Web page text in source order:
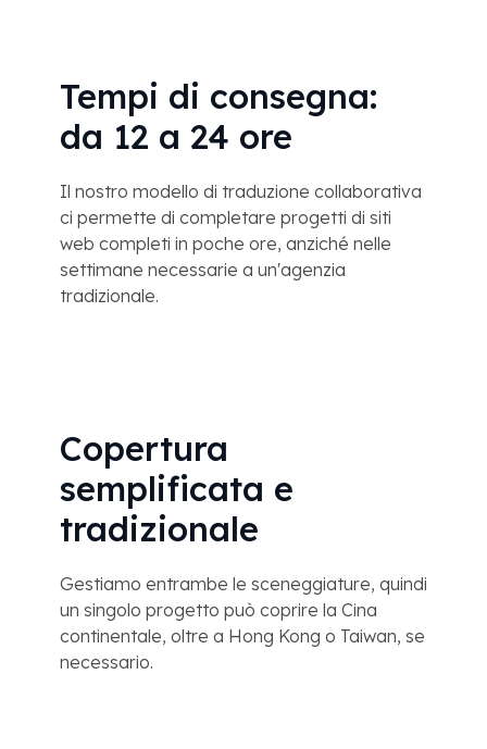
Tempi di consegna:
da 12 a 24 ore
Il nostro modello di traduzione collaborativa
ci permette di completare progetti di siti
web completi in poche ore, anziché nelle
settimane necessarie a un'agenzia
tradizionale.
Copertura
semplificata e
tradizionale
Gestiamo entrambe le sceneggiature, quindi
un singolo progetto può coprire la Cina
continentale, oltre a Hong Kong o Taiwan, se
necessario.